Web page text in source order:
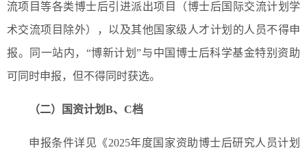
流项目等各类博士后引进派出项目（博士后国际交流计划学
术交流项目除外），以及其他国家级人才计划的人员不得申
报。同一站内，“博新计划”与中国博士后科学基金特别资助
可同时申报，但不得同时获选。
（二）国资计划B、C档
申报条件详见《2025年度国家资助博士后研究人员计划